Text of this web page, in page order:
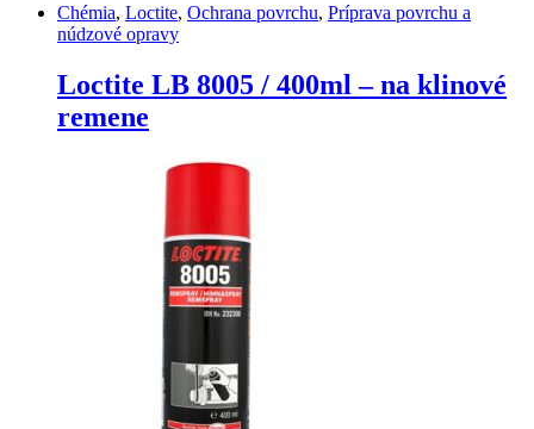
Chémia, Loctite, Ochrana povrchu, Príprava povrchu a
núdzové opravy
Loctite LB 8005 / 400ml – na klinové
remene